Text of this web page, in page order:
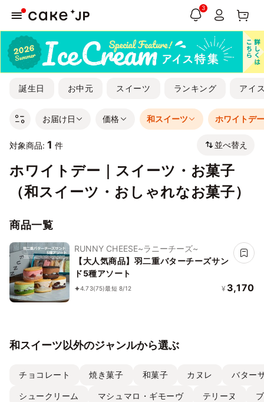
3
誕生日 お中元 スイーツ ランキング アイ
お届け日 価格 和スイーツ ホワイトデ
対象商品: 1 件 並べ替え
ホワイトデー｜スイーツ・お菓子
（和スイーツ・おしゃれなお菓子）
商品一覧
RUNNY CHEESE~ラニーチーズ~
【大人気商品】羽二重バターチーズサン
ド5種アソート
4.73(75)最短 8/12 ¥ 3,170
和スイーツ以外のジャンルから選ぶ
チョコレート 焼き菓子 和菓子 カヌレ バター
シュークリーム マシュマロ・ギモーヴ テリーヌ